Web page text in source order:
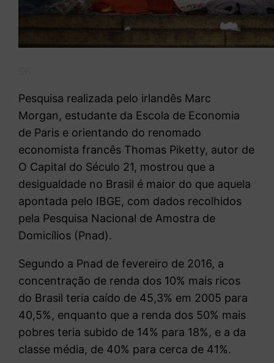
Pesquisa realizada pelo irlandês Marc
Morgan, estudante da Escola de Economia
de Paris e orientando do renomado
economista francês Thomas Piketty, autor de
O Capital do Século 21, mostrou que a
desigualdade no Brasil é maior do que aquela
apontada pelo IBGE, com dados recolhidos
pela Pesquisa Nacional de Amostra de
Domicílios (Pnad).
Segundo a Pnad de fevereiro de 2016, a
concentração de renda dos 10% mais ricos
do Brasil teria caído de 45,3% em 2005 para
40,5%, enquanto que a renda dos 50% mais
pobres teria subido de 14% para 18%, e a da
classe média, de 40% para cerca de 41%.